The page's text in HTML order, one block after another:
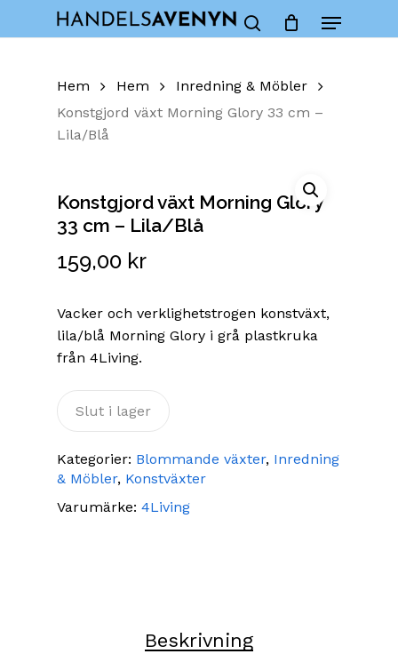
Menu
Cart Close
Hem Hem
Inredning & Möbler
Konstgjord växt Morning Glory 33 cm –
Lila/Blå
Konstgjord växt Morning Glory
33 cm – Lila/Blå
159,00 kr
Vacker och verklighetstrogen konstväxt,
lila/blå Morning Glory i grå plastkruka
från 4Living.
Slut i lager
Kategorier: Blommande växter, Inredning
& Möbler, Konstväxter
Varumärke: 4Living
Beskrivning